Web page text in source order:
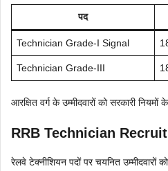
पद
Technician Grade-I Signal
Technician Grade-III
आरक्षित वर्ग के उम्मीदवारों को सरकारी
RRB Technician
रेलवे टेक्नीशियन पदों पर चयनित